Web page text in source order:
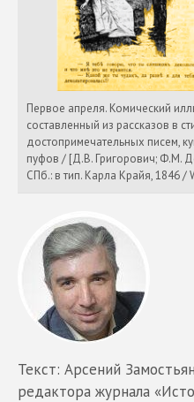
Первое апреля. Комический
составленный из рассказов в
достопримечательных писем,
пуфов / [Д.В. Григорович; Ф.М.
СПб.: в тип. Карла Крайя, 1846 /
Текст: Арсений
редактора журнала